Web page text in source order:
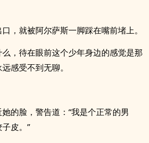
，就被阿尔萨斯一脚踩在嘴前堵上。
，待在眼前这个少年身边的感觉是那
感受不到无聊。
的脸，警告道：“我是个正常的男
皮。”